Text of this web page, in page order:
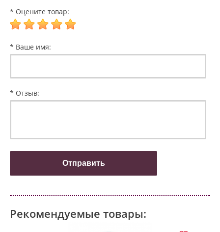
* Оцените товар:
* Ваше имя:
* Отзыв:
Рекомендуемые товары: